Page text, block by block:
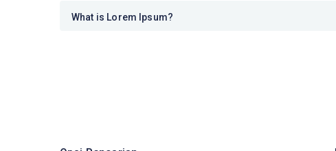
What is Lorem Ipsum?